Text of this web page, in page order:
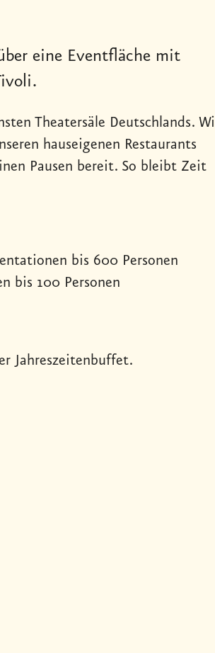
eine Eventfläche mit
Theatersäle Deutschlands.
hauseigenen Restaurants
Pausen bereit. So bleibt Zeit
bis 600 Personen
bis 100 Personen
Jahreszeitenbuffet.